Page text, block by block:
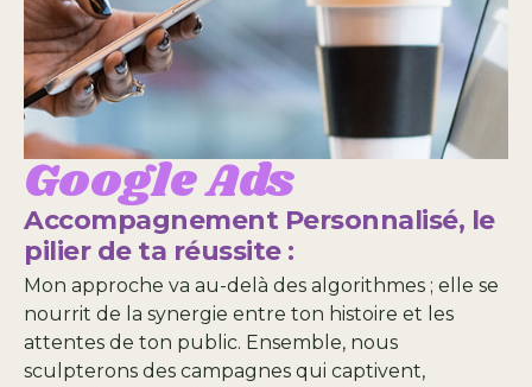
Google Ads
Accompagnement Personnalisé, le
pilier de ta réussite :
Mon approche va au-delà des algorithmes ; elle se
nourrit de la synergie entre ton histoire et les
attentes de ton public. Ensemble, nous
sculpterons des campagnes qui captivent,